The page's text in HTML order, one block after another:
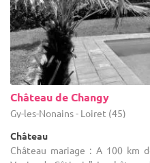
Château de Changy
Gy-les-Nonains - Loiret (45)
Château
Château mariage : A 100 km